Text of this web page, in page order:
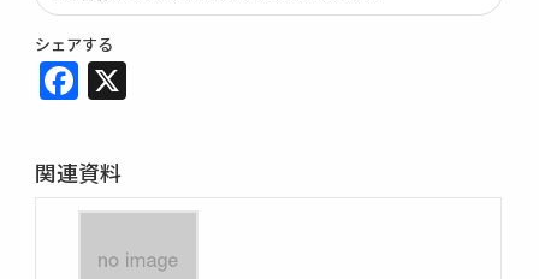
シェアする
Facebook
関連資料